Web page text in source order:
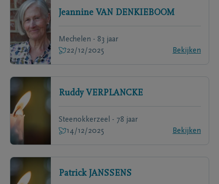
Jeannine VAN DENKIEBOOM
Mechelen - 83 jaar
22/12/2025
Bekijken
Ruddy VERPLANCKE
Steenokkerzeel - 78 jaar
14/12/2025
Bekijken
Patrick JANSSENS